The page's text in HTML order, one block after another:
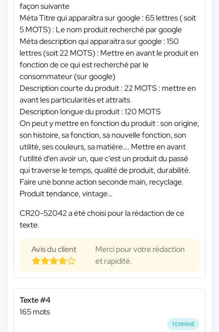
façon suivante
Méta Titre qui apparaîtra sur google : 65 lettres ( soit
5 MOTS) : Le nom produit recherché par google
Méta description qui apparaitra sur google : 150
lettres (soit 22 MOTS) : Mettre en avant le produit en
fonction de ce qui est recherché par le
consommateur (sur google)
Description courte du produit : 22 MOTS : mettre en
avant les particularités et attraits
Description longue du produit : 120 MOTS
On peut y mettre en fonction du produit : son origine,
son histoire, sa fonction, sa nouvelle fonction, son
utilité, ses couleurs, sa matière…. Mettre en avant
l’utilité d’en avoir un, que c’est un produit du passé
qui traverse le temps, qualité de produit, durabilité.
Faire une bonne action seconde main, recyclage.
Produit tendance, vintage…
CR20-52042 a été choisi pour la rédaction de ce
texte.
Avis du client
Merci pour votre rédaction
et rapidité.
Texte #4
165 mots
TERMINÉ